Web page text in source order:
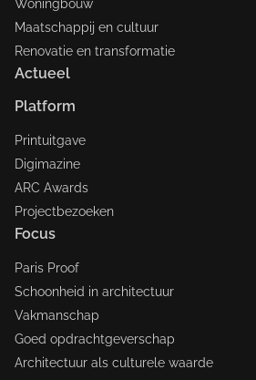
Woningbouw
Maatschappij en cultuur
Renovatie en transformatie
Actueel
Platform
Printuitgave
Digimazine
ARC Awards
Projectbezoeken
Focus
Paris Proof
Schoonheid in architectuur
Vakmanschap
Goed opdrachtgeverschap
Architectuur als culturele waarde